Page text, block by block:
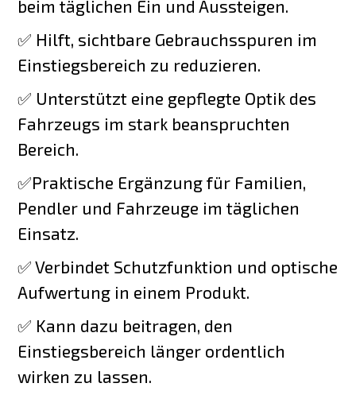
beim täglichen Ein und Aussteigen.
✅ Hilft, sichtbare Gebrauchsspuren im
Einstiegsbereich zu reduzieren.
✅ Unterstützt eine gepflegte Optik des
Fahrzeugs im stark beanspruchten
Bereich.
✅Praktische Ergänzung für Familien,
Pendler und Fahrzeuge im täglichen
Einsatz.
✅ Verbindet Schutzfunktion und optische
Aufwertung in einem Produkt.
✅ Kann dazu beitragen, den
Einstiegsbereich länger ordentlich
wirken zu lassen.